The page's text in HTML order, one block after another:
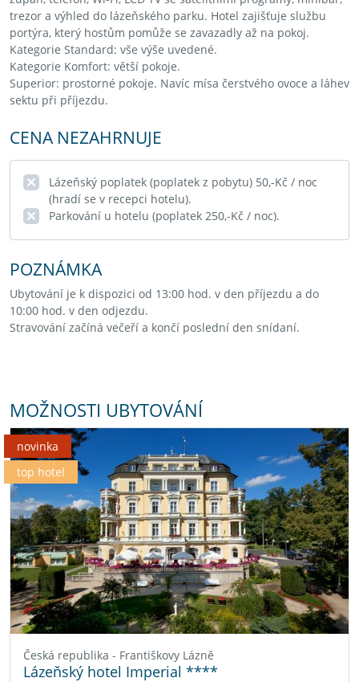
trezor a výhled do lázeňského parku. Hotel zajišťuje službu
portýra, který hostům pomůže se zavazadly až na pokoj.
Kategorie Standard: vše výše uvedené.
Kategorie Komfort: větší pokoje.
Superior: prostorné pokoje. Navíc mísa čerstvého ovoce a láhev
sektu při příjezdu.
CENA NEZAHRNUJE
Lázeňský poplatek (poplatek z pobytu) 50,-Kč / noc
(hradí se v recepci hotelu).
Parkování u hotelu (poplatek 250,-Kč / noc).
POZNÁMKA
Ubytování je k dispozici od 13:00 hod. v den příjezdu a do
10:00 hod. v den odjezdu.
Stravování začíná večeří a končí poslední den snídaní.
MOŽNOSTI UBYTOVÁNÍ
novinka
top hotel
Česká republika - Františkovy Lázně
Lázeňský hotel Imperial ****